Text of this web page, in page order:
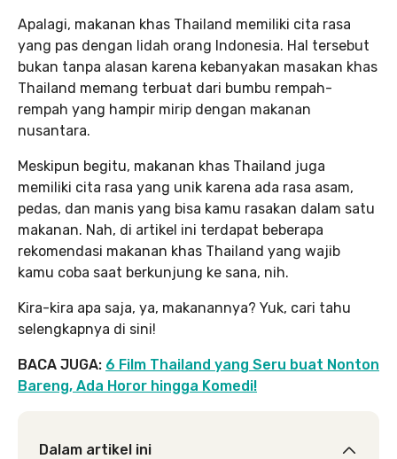
Apalagi, makanan khas Thailand memiliki cita rasa
yang pas dengan lidah orang Indonesia. Hal tersebut
bukan tanpa alasan karena kebanyakan masakan khas
Thailand memang terbuat dari bumbu rempah-
rempah yang hampir mirip dengan makanan
nusantara.
Meskipun begitu, makanan khas Thailand juga
memiliki cita rasa yang unik karena ada rasa asam,
pedas, dan manis yang bisa kamu rasakan dalam satu
makanan. Nah, di artikel ini terdapat beberapa
rekomendasi makanan khas Thailand yang wajib
kamu coba saat berkunjung ke sana, nih.
Kira-kira apa saja, ya, makanannya? Yuk, cari tahu
selengkapnya di sini!
BACA JUGA: 6 Film Thailand yang Seru buat Nonton
Bareng, Ada Horor hingga Komedi!
Dalam artikel ini